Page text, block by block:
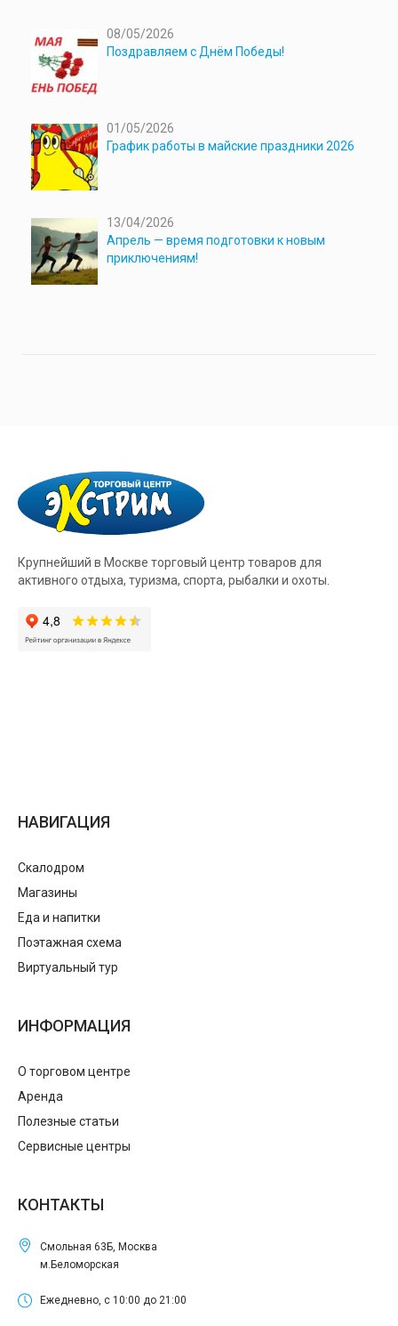
08/05/2026
Поздравляем с Днём Победы!
01/05/2026
График работы в майские праздники 2026
13/04/2026
Апрель — время подготовки к новым
приключениям!
Крупнейший в Москве торговый центр товаров для
активного отдыха, туризма, спорта, рыбалки и охоты.
НАВИГАЦИЯ
Скалодром
Магазины
Еда и напитки
Поэтажная схема
Виртуальный тур
ИНФОРМАЦИЯ
О торговом центре
Аренда
Полезные статьи
Сервисные центры
КОНТАКТЫ
Смольная 63Б, Москва
м.Беломорская
Ежедневно, с 10:00 до 21:00